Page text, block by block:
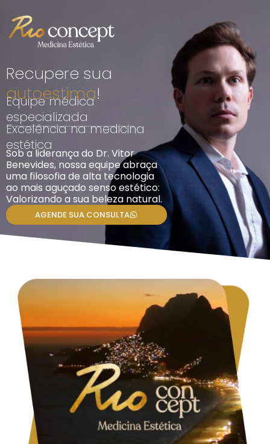
para
conteúdo
Recupere sua
autoestima!
Equipe médica
especializada
Excelência na medicina
estética
Sob a liderança do Dr. Vitor
Benevides, nossa equipe abraça
uma filosofia de alta tecnologia
ao mais aguçado senso estético:
Valorizando a sua beleza natural.
AGENDE SUA CONSULTA